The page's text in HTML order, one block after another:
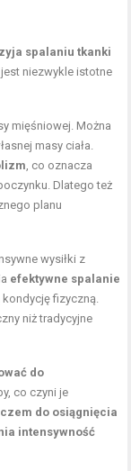
spalaniu tkanki
niezwykle istotne
mięśniowej. Można
masy ciała.
, co oznacza
Dlatego też
planu
wysiłki z
efektywne spalanie
fizyczną.
niż tradycyjne
do
co czyni je
do osiągnięcia
intensywność